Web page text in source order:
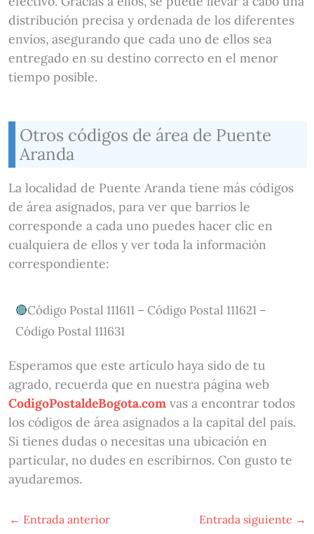
distribución precisa y ordenada de los diferentes
envíos, asegurando que cada uno de ellos sea
entregado en su destino correcto en el menor
tiempo posible.
Otros códigos de área de Puente
Aranda
La localidad de Puente Aranda tiene más códigos
de área asignados, para ver que barrios le
corresponde a cada uno puedes hacer clic en
cualquiera de ellos y ver toda la información
correspondiente:
Código Postal 111611 – Código Postal 111621 –
Código Postal 111631
Esperamos que este artículo haya sido de tu
agrado, recuerda que en nuestra página web
CodigoPostaldeBogota.comvas a encontrar todos
los códigos de área asignados a la capital del país.
Si tienes dudas o necesitas una ubicación en
particular, no dudes en escribirnos. Con gusto te
ayudaremos.
← Entrada anterior Entrada siguiente →